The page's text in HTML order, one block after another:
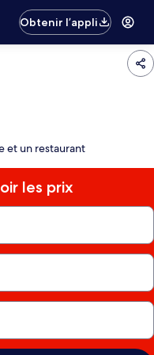
Obtenir l’appli
et un restaurant
les prix